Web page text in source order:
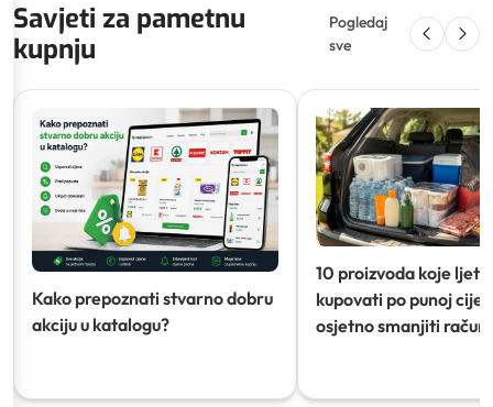
Savjeti za pametnu
kupnju
Pogledaj
sve
Kako prepoznati stvarno dobru
akciju u katalogu?
10 proizvoda koje ljeti
kupovati po punoj
osjetno smanjiti račun)